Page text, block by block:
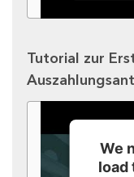
Tutorial zur
We
load